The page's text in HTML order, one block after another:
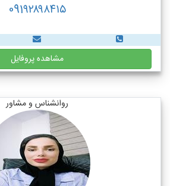
091۹۲۸۹۸۴۱۵
مشاهده پروفایل
روانشناس و مشاور